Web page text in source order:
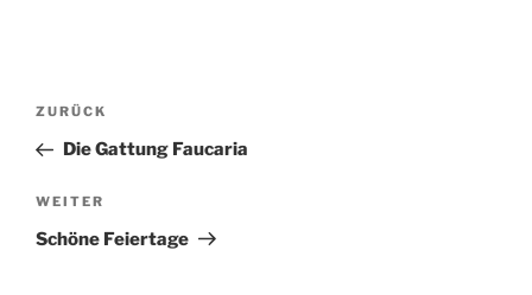
Beitragsnavigation
Vorheriger
Beitrag
ZURÜCK
Die Gattung Faucaria
Nächster
Beitrag
WEITER
Schöne Feiertage